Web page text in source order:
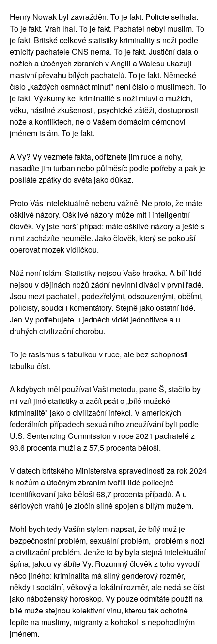
Henry Nowak byl zavražděn. To je fakt. Policie selhala.
To je fakt. Vrah lhal. To je fakt. Pachatel nebyl muslim. To
je fakt. Britské celkové statistiky kriminality s noži podle
etnicity pachatele ONS nemá. To je fakt. Justiční data o
nožích a útočných zbraních v Anglii a Walesu ukazují
masivní převahu bílých pachatelů. To je fakt. Německé
číslo „každých osmnáct minut" není číslo o muslimech. To
je fakt. Výzkumy ke kriminalitě s noži mluví o mužích,
věku, násilné zkušenosti, psychické zátěži, dostupnosti
nože a konfliktech, ne o Vašem domácím démonovi
jménem islám. To je fakt.
A Vy? Vy vezmete fakta, odříznete jim ruce a nohy,
nasadíte jim turban nebo půlměsíc podle potřeby a pak je
posíláte zpátky do světa jako důkaz.
Proto Vás intelektuálně neberu vážně. Ne proto, že máte
ošklivé názory. Ošklivé názory může mít i inteligentní
člověk. Vy jste horší případ: máte ošklivé názory a ještě s
nimi zacházíte neuměle. Jako člověk, který se pokouší
operovat mozek vidličkou.
Nůž není islám. Statistiky nejsou Vaše hračka. A bílí lidé
nejsou v dějinách nožů žádní nevinní diváci v první řadě.
Jsou mezi pachateli, podezřelými, odsouzenými, oběťmi,
policisty, soudci i komentátory. Stejně jako ostatní lidé.
Jen Vy potřebujete u jedněch vidět jednotlivce a u
druhých civilizační chorobu.
To je rasismus s tabulkou v ruce, ale bez schopnosti
tabulku číst.
A kdybych měl používat Vaši metodu, pane Š, stačilo by
mi vzít jiné statistiky a začít psát o „bílé mužské
kriminalitě" jako o civilizační infekci. V amerických
federálních případech sexuálního zneužívání byli podle
U.S. Sentencing Commission v roce 2021 pachatelé z
93,6 procenta muži a z 57,5 procenta běloši.
V datech britského Ministerstva spravedlnosti za rok 2024
k nožům a útočným zbraním tvořili lidé policejně
identifikovaní jako běloši 68,7 procenta případů. A u
sériových vrahů je zločin silně spojen s bílým mužem.
Mohl bych tedy Vaším stylem napsat, že bílý muž je
bezpečnostní problém, sexuální problém, problém s noži
a civilizační problém. Jenže to by byla stejná intelektuální
špína, jakou vyrábíte Vy. Rozumný člověk z toho vyvodí
něco jiného: kriminalita má silný genderový rozměr,
někdy i sociální, věkový a lokální rozměr, ale nedá se číst
jako náboženský horoskop. Vy pouze odmítáte použít na
bílé muže stejnou kolektivní vinu, kterou tak ochotně
lepíte na muslimy, migranty a kohokoli s nepohodlným
jménem.